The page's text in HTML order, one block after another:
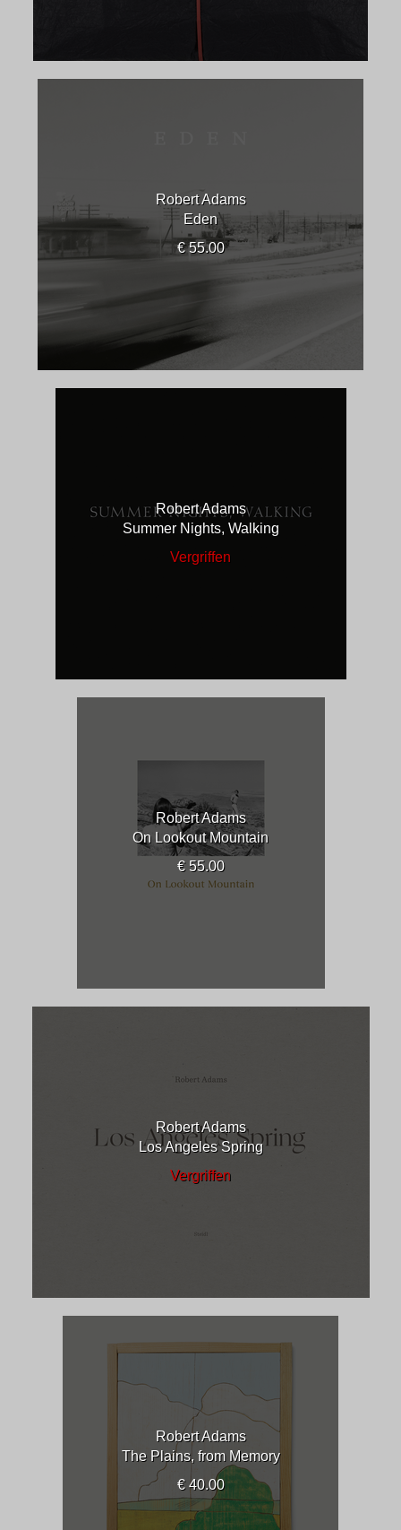
Robert Adams
Eden
€ 55.00
Robert Adams
Summer Nights, Walking
Vergriffen
Robert Adams
On Lookout Mountain
€ 55.00
Robert Adams
Los Angeles Spring
Vergriffen
Robert Adams
The Plains, from Memory
€ 40.00